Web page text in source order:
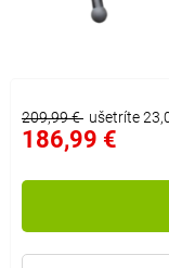
209,99 € ušetríte
186,99 €